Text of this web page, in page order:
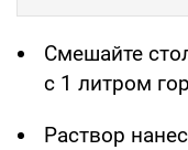
Смешайте
с 1 литром
Раствор